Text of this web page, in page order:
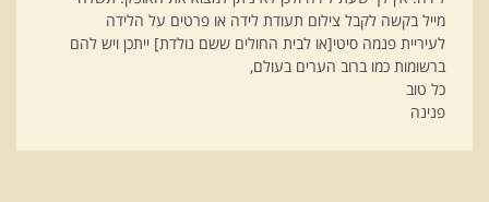
מייל בקשה לקבל צילום תעודת לידה או פרטים על הלידה
לעיריית פנמה סיטי[או לבית החולים ששם נולדת] ייתכן ויש להם
ברשומות כמו ברוב הערים בעולם,
כל טוב
פנינה